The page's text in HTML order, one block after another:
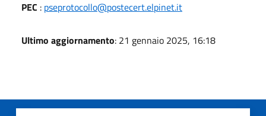
PEC : pseprotocollo@postecert.elpinet.it
Ultimo aggiornamento: 21 gennaio 2025, 16:18